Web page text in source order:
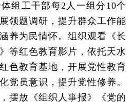
组工干部每2人一组分10个
领题调研，提升群众工作能
养为民情怀。组织观看《长
等红色教育影片，依托天水
色教育基地，开展党性教育
党员意识，提升党性修养。
摆放《组织人事报》《党的